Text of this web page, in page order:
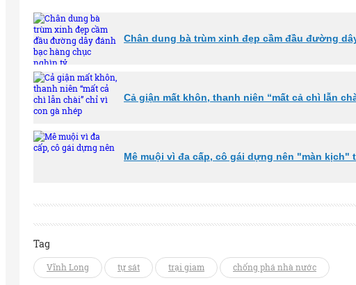
Chân dung bà trùm xinh đẹp cầm đầu đường
Cả giận mất khôn, thanh niên “mất cả chì lẫn
Mê muội vì đa cấp, cô gái dựng nên "màn kịch"
Tag
Vĩnh Long tự sát trại giam chống phá nhà nước